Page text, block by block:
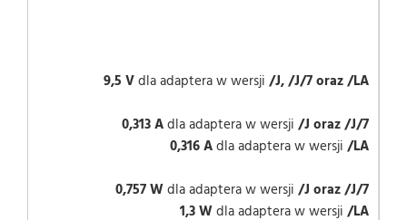
9,5 Vdla adaptera w wersji /J, /J/7 oraz /LA
0,313 Adla adaptera w wersji /J oraz /J/7
0,316 Adla adaptera w wersji /LA
0,757 Wdla adaptera w wersji /J oraz /J/7
1,3 Wdla adaptera w wersji /LA